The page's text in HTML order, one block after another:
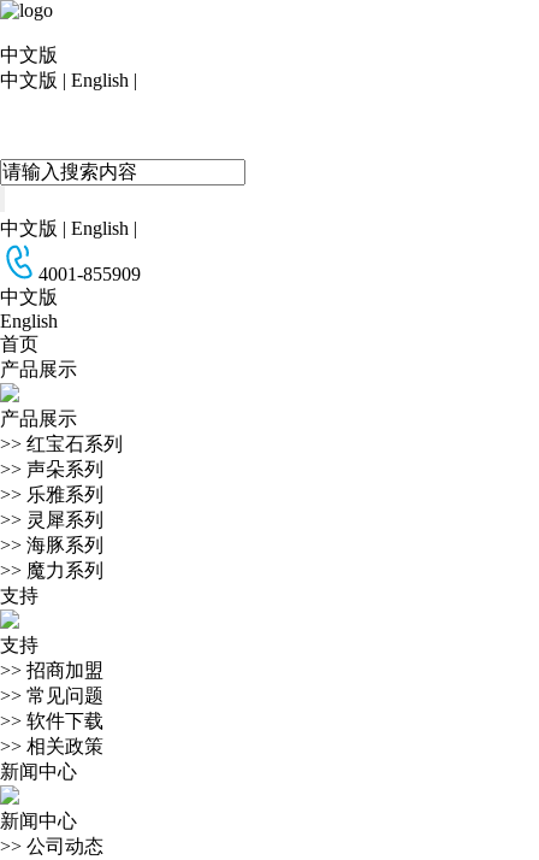
中文版
中文版 | English |
中文版 | English |
4001-855909
中文版
English
首页
产品展示
产品展示
>> 红宝石系列
>> 声朵系列
>> 乐雅系列
>> 灵犀系列
>> 海豚系列
>> 魔力系列
支持
支持
>> 招商加盟
>> 常见问题
>> 软件下载
>> 相关政策
新闻中心
新闻中心
>> 公司动态